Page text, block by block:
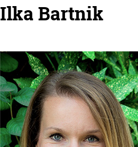
Ilka Bartnik